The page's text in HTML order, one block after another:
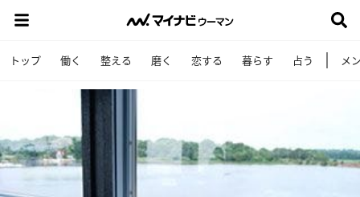
トップ 働く 整える 磨く 恋する 暮らす 占う メ